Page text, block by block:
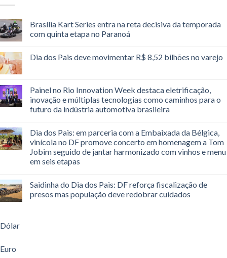
Brasília Kart Series entra na reta decisiva da temporada
com quinta etapa no Paranoá
Dia dos Pais deve movimentar R$ 8,52 bilhões no varejo
Painel no Rio Innovation Week destaca eletrificação,
inovação e múltiplas tecnologias como caminhos para o
futuro da indústria automotiva brasileira
Dia dos Pais: em parceria com a Embaixada da Bélgica,
vinícola no DF promove concerto em homenagem a Tom
Jobim seguido de jantar harmonizado com vinhos e menu
em seis etapas
Saidinha do Dia dos Pais: DF reforça fiscalização de
presos mas população deve redobrar cuidados
Dólar
Euro